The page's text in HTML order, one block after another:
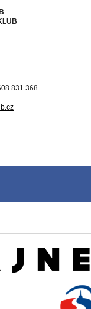
831 368